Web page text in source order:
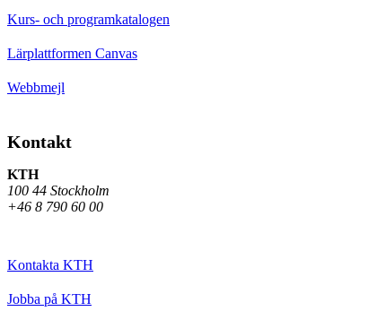
Kurs- och programkatalogen
Lärplattformen Canvas
Webbmejl
Kontakt
KTH
100 44 Stockholm
+46 8 790 60 00
Kontakta KTH
Jobba på KTH